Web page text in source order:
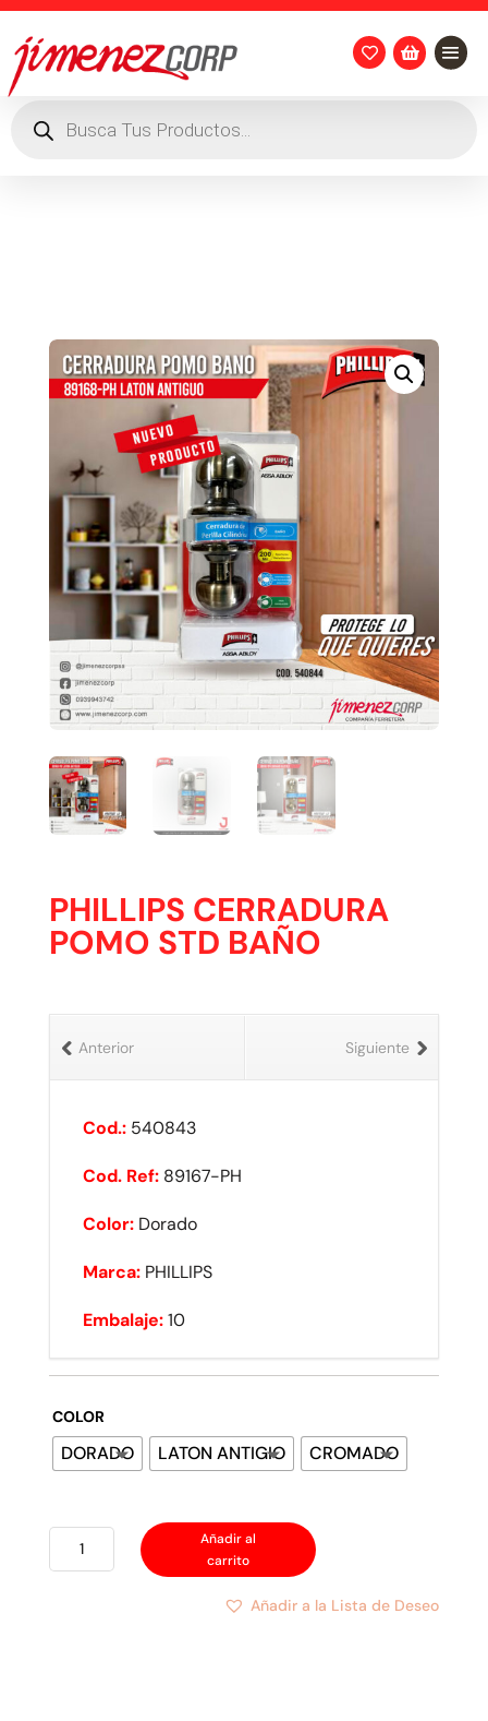
 
productos
PHILLIPS CERRADURA
POMO STD BAÑO
Siguiente
Anterior
Cod.: 540843
Cod. Ref: 89167-PH
Color: Dorado
Marca: PHILLIPS
Embalaje:10
COLOR
DORADO LATON ANTIGIO CROMADO
Añadir al
carrito
Añadir a la Lista de Deseo